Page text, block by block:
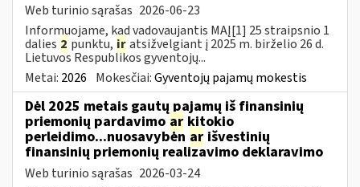
Web turinio sąrašas 2026-06-23
Informuojame, kad vadovaujantis MAĮ[1] 25 straipsnio 1
dalies 2 punktu, iratsižvelgiant į 2025 m. birželio 26 d.
Lietuvos Respublikos gyventojų...
Metai: 2026 Mokesčiai:Gyventojų pajamų mokestis
Dėl 2025 metais gautų pajamų iš finansinių
priemonių pardavimo ar kitokio
perleidimo...nuosavybėn ar išvestinių
finansinių priemonių realizavimo deklaravimo
Web turinio sąrašas 2026-03-24